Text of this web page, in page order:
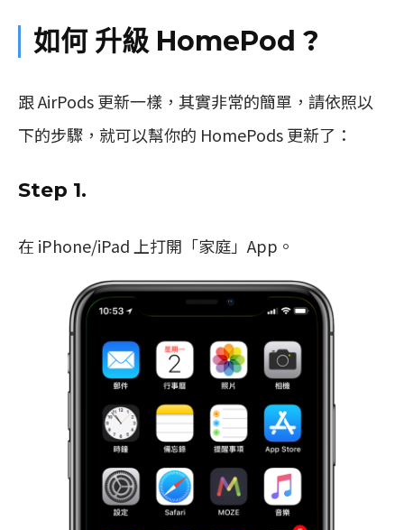
如何 升級 HomePod ?
跟 AirPods 更新一樣，其實非常的簡單，請依照以
下的步驟，就可以幫你的 HomePods 更新了：
Step 1.
在 iPhone/iPad 上打開「家庭」App。